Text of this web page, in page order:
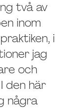
två av
inom
i
jag
och
den här
några